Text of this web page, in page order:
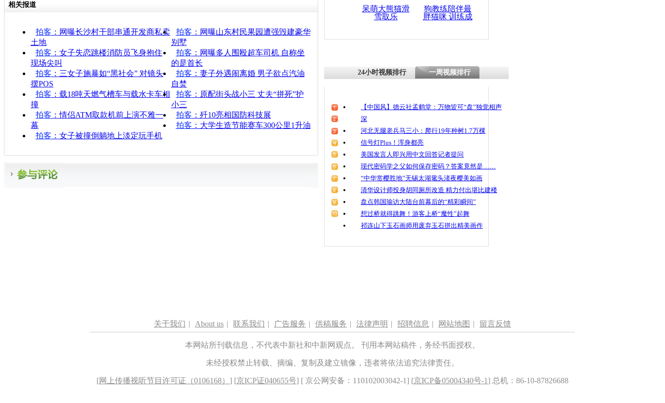
相关报道
拍客 ：网曝长沙村干部串通开发商私卖
土地
拍客 ：网曝山东村民果园遭强毁建豪华
别墅
拍客 ：女子失恋跳楼消防员飞身抱住
现场尖叫
拍客 ：网曝多人围殴超车司机 自称坐
的是首长
拍客 ：三女子施暴如“黑社会” 对镜头
摆POS
拍客 ：妻子外遇闹离婚 男子欲点汽油
自焚
拍客 ：载18吨天燃气槽车与载水卡车相
撞
拍客 ：原配街头战小三 丈夫“拼死”护
小三
拍客 ：情侣ATM取款机前上演不雅一
幕
拍客 ：歼10亮相国防科技展
拍客 ：大学生造节能赛车300公里1升油
拍客 ：女子被撞倒躺地上淡定玩手机
呆萌大熊猫滑
雪取乐
狗教练陪伴最
胖猫咪 训练成
24小时视频排行 一周视频排行
【中国风】德云社孟鹤堂：万物皆可“盘”独觉相声
深
河北无腿老兵马三小：爬行19年种树1.7万棵
信号灯Plus！浑身都亮
美国发言人即兴用中文回答记者提问
现代密码学之父如何保存密码？答案竟然是……
“中华赏樱胜地”无锡太湖鼋头渚夜樱美如画
清华设计师投身胡同厕所改造 精力付出堪比建楼
盘点韩国瑜访大陆台前幕后的“精彩瞬间”
想过桥就得跳舞！游客上桥“魔性”起舞
祁连山下玉石画师用废弃玉石拼出精美画作
关于我们 | About us | 联系我们 | 广告服务 | 供稿服务 | 法律声明 | 招聘信息 | 网站地图 | 留言反馈
本网站所刊载信息，不代表中新社和中新网观点。 刊用本网站稿件，务经书面授权。
未经授权禁止转载、摘编、复制及建立镜像，违者将依法追究法律责任。
[网上传播视听节目许可证（0106168） ] [京ICP证040655号] [ 京公网安备：110102003042-1] [京ICP备05004340号-1] 总机：86-10-87826688